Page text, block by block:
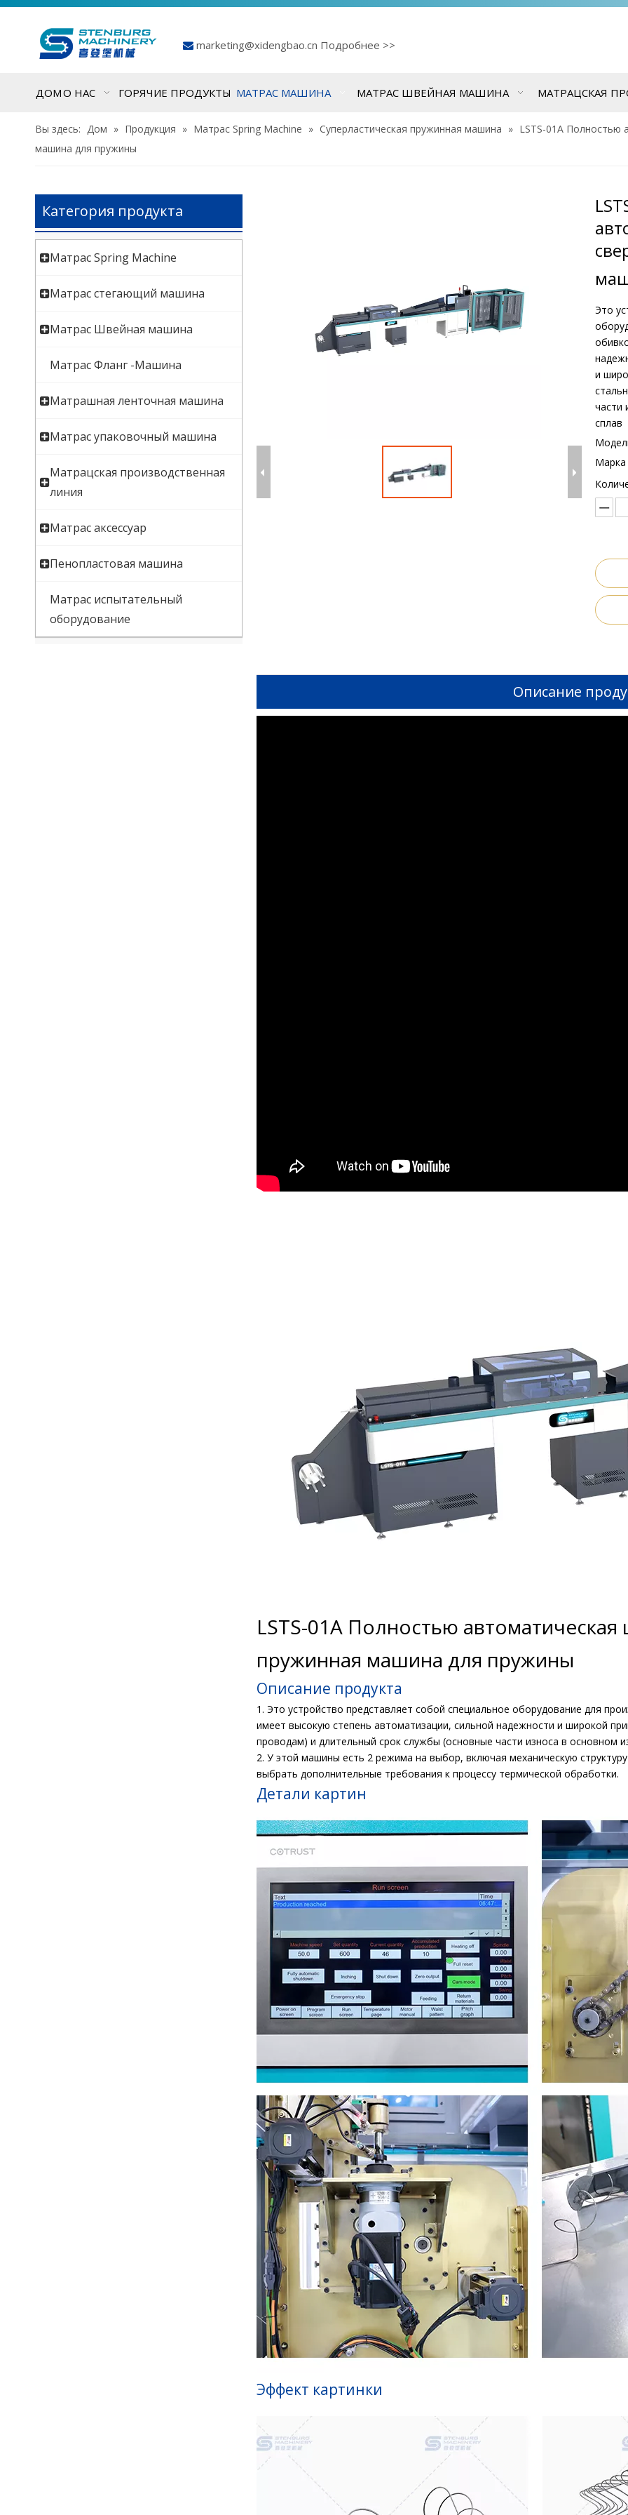
 marketing@xidengbao.cn Подробнее >>
ДОМО НАС ГОРЯЧИЕ ПРОДУКТЫ МАТРАС МАШИНА МАТРАС ШВЕЙНАЯ МАШИНА МАТРАЦСКАЯ
Вы здесь: Дом » Продукция » Матрас Spring Machine » Суперластическая пружинная машина » LSTS-01A Полностью
машина для пружины
Категория продукта
Матрас Spring Machine
Матрас стегающий машина
Матрас Швейная машина
Матрас Фланг -Машина
Матрашная ленточная машина
Матрас упаковочный машина
Матрацская производственная
линия
Матрас аксессуар
Пенопластовая машина
Матрас испытательный
оборудование
Это
и
части
сплав
Марка
Описание
LSTS-01A Полностью
пружинная машина для пружины
Описание продукта
1. Это устройство представляет собой специальное оборудование для
имеет высокую степень автоматизации, сильной надежности и широкой
проводам) и длительный срок службы (основные части износа в основном
2. У этой машины есть 2 режима на выбор, включая механическую
выбрать дополнительные требования к процессу термической обработки.
Детали картин
Эффект картинки